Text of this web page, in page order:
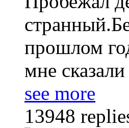
прошлом
мне
see more
13948